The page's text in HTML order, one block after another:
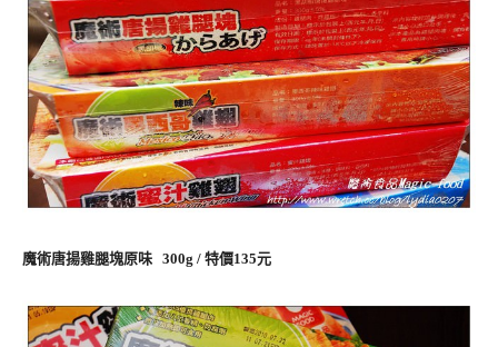
魔術唐揚雞腿塊原味 300g / 特價135元